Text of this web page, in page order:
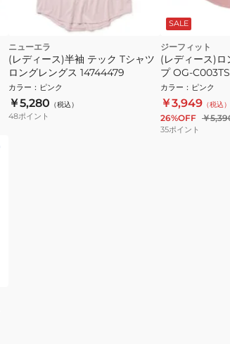
ニューエラ
(レディース)半袖 テック Tシャツ
ロングレングス 14744479
カラー ： ピンク
￥5,280 （税込）
48ポイント
SALE
ジーフィット
(レディース)ロ
プ OG-
カラー ： ピンク
￥3,949 （税込）
26%OFF ￥
35ポイント